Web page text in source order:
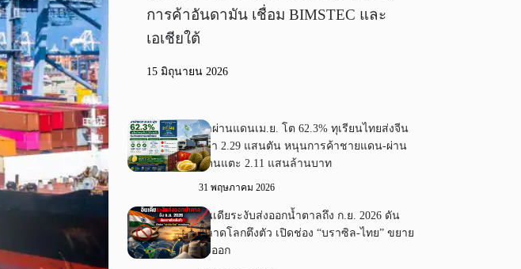
การค้าอันดามัน เชื่อม BIMSTEC และ
เอเชียใต้
15 มิถุนายน 2026
ค้าผ่านแดนเม.ย. โต 62.3% ทุเรียนไทยส่งจีน
กว่า 2.29 แสนตัน หนุนการค้าชายแดน-ผ่าน
แดนแตะ 2.11 แสนล้านบาท
31 พฤษภาคม 2026
อินเดียระงับส่งออกน้ำตาลถึง ก.ย. 2026 ดัน
ตลาดโลกตึงตัว เปิดช่อง “บราซิล-ไทย” ขยาย
ส่งออก